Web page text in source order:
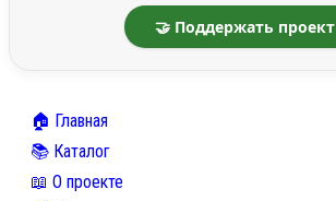
🤝 Поддержать проект
🏠 Главная
📚 Каталог
📖 О проекте